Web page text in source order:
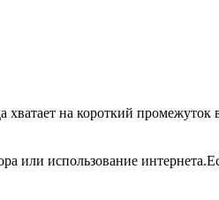
на короткий
или использование